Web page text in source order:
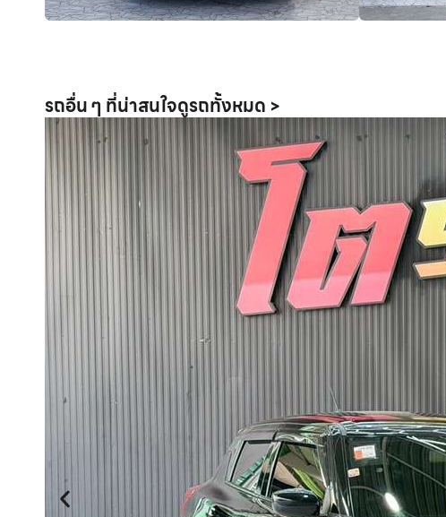
รถอื่น ๆ ที่น่าสนใจดูรถทั้งหมด >